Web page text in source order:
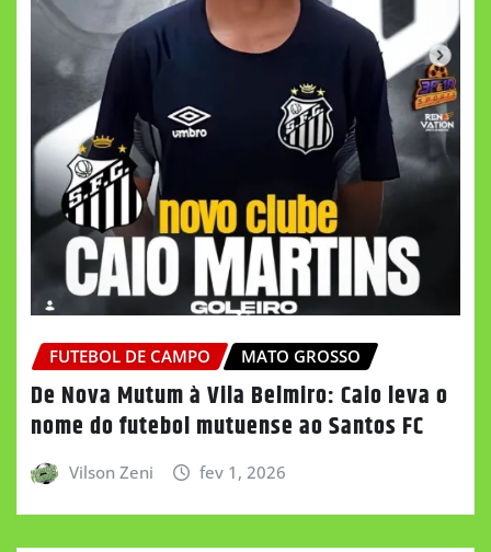
FUTEBOL DE CAMPO MATO GROSSO
De Nova Mutum à Vila Belmiro: Caio leva o
nome do futebol mutuense ao Santos FC
Vilson Zeni fev 1, 2026